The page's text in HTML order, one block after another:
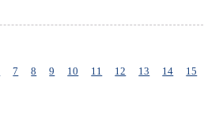
7 8 9 10 11 12 13 14 15